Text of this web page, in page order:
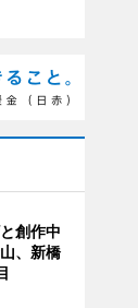
創作中
、新橋